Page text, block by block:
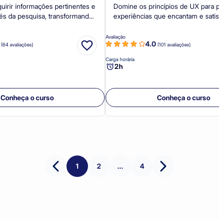
informações pertinentes e
da pesquisa, transformando
alcançar o sucesso em
ou pessoais.
(64 avaliações)
Conheça o curso
Domine os princípios de UX para
experiências que encantam e
realmente fazem a diferença e
relação com clientes e comunidade.
Avaliação
4.0 (101 avaliações)
Carga horária
2h
Conheça o curso
1 2 ... 4